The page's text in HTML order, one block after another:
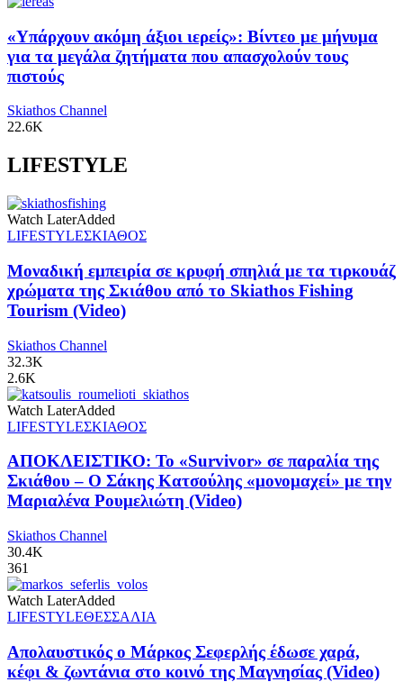
«Υπάρχουν ακόμη άξιοι ιερείς»: Βίντεο με μήνυμα
για τα μεγάλα ζητήματα που απασχολούν τους
πιστούς
Skiathos Channel
22.6K
LIFESTYLE
Watch LaterAdded
LIFESTYLEΣΚΙΑΘΟΣ
Μοναδική εμπειρία σε κρυφή σπηλιά με τα τιρκουάζ
χρώματα της Σκιάθου από το Skiathos Fishing
Tourism (Video)
Skiathos Channel
32.3K
2.6K
Watch LaterAdded
LIFESTYLEΣΚΙΑΘΟΣ
ΑΠΟΚΛΕΙΣΤΙΚΟ: Το «Survivor» σε παραλία της
Σκιάθου – Ο Σάκης Κατσούλης «μονομαχεί» με την
Μαριαλένα Ρουμελιώτη (Video)
Skiathos Channel
30.4K
361
Watch LaterAdded
LIFESTYLEΘΕΣΣΑΛΙΑ
Απολαυστικός ο Μάρκος Σεφερλής έδωσε χαρά,
κέφι & ζωντάνια στο κοινό της Μαγνησίας (Video)